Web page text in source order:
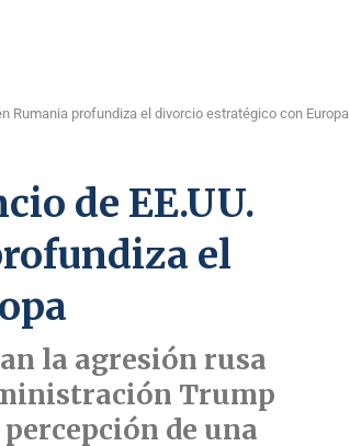
Rumania profundiza el divorcio estratégico con Europa
de EE.UU.
el
la agresión rusa
Trump
de una